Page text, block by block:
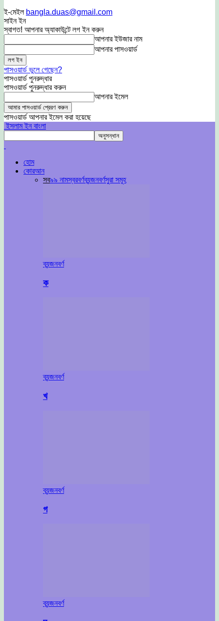
ই-মেইল bangla.duas@gmail.com
সাইন ইন
স্বাগত! আপনার অ্যাকাউন্টে লগ ইন করুন
আপনার ইউজার নাম
আপনার পাসওয়ার্ড
পাসওয়ার্ড ভুলে গেছেন?
পাসওয়ার্ড পুনরুদ্ধার
পাসওয়ার্ড পুনরুদ্ধার করুন
আপনার ইমেল
পাসওয়ার্ড আপনার ইমেল করা হয়েছে
ইসলাম ইন বাংলা
হোম
কোরআন
সব৯৯ নামস্বরবর্ণব্যন্জনবর্ণসুরা সমূহ
ব্যন্জনবর্ণ
ক
ব্যন্জনবর্ণ
খ
ব্যন্জনবর্ণ
গ
ব্যন্জনবর্ণ